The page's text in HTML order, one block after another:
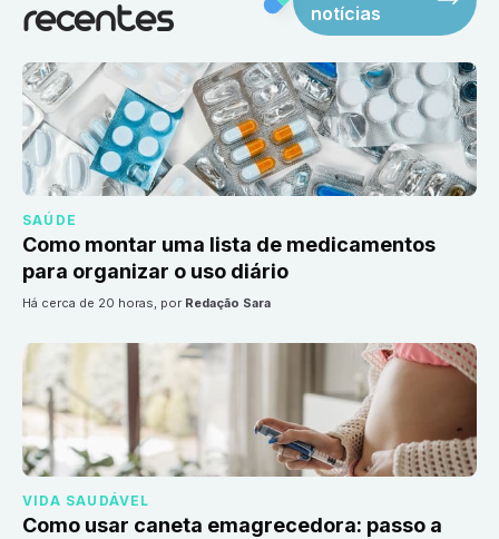
recentes
notícias
SAÚDE
Como montar uma lista de medicamentos
para organizar o uso diário
há cerca de 20 horas, por Redação Sara
VIDA SAUDÁVEL
Como usar caneta emagrecedora: passo a